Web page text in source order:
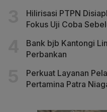
Hilirisasi PTPN
Fokus Uji Coba
Bank bjb Kantongi
Perbankan
Perkuat Layanan
Pertamina Patra